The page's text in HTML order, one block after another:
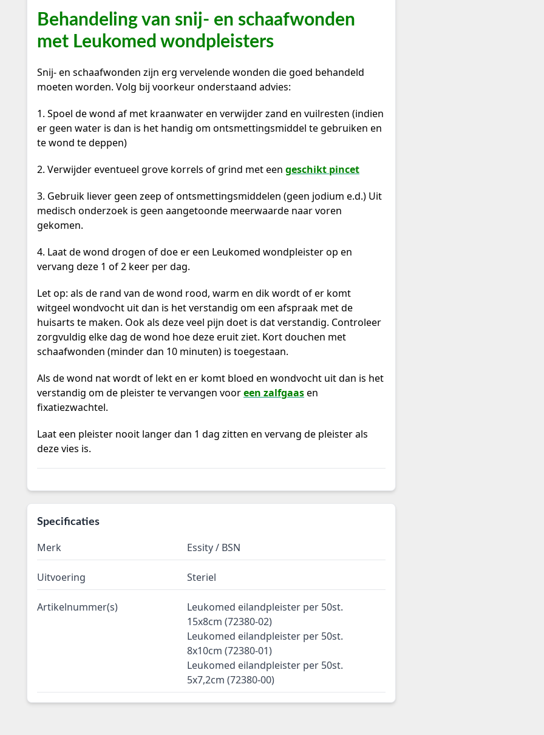
Behandeling van snij- en schaafwonden
met Leukomed wondpleisters
Snij- en schaafwonden zijn erg vervelende wonden die goed behandeld
moeten worden. Volg bij voorkeur onderstaand advies:
1. Spoel de wond af met kraanwater en verwijder zand en vuilresten (indien
er geen water is dan is het handig om ontsmettingsmiddel te gebruiken en
te wond te deppen)
2. Verwijder eventueel grove korrels of grind met een geschikt pincet
3. Gebruik liever geen zeep of ontsmettingsmiddelen (geen jodium e.d.) Uit
medisch onderzoek is geen aangetoonde meerwaarde naar voren
gekomen.
4. Laat de wond drogen of doe er een Leukomed wondpleister op en
vervang deze 1 of 2 keer per dag.
Let op: als de rand van de wond rood, warm en dik wordt of er komt
witgeel wondvocht uit dan is het verstandig om een afspraak met de
huisarts te maken. Ook als deze veel pijn doet is dat verstandig. Controleer
zorgvuldig elke dag de wond hoe deze eruit ziet. Kort douchen met
schaafwonden (minder dan 10 minuten) is toegestaan.
Als de wond nat wordt of lekt en er komt bloed en wondvocht uit dan is het
verstandig om de pleister te vervangen vooreen zalfgaasen
fixatiezwachtel.
Laat een pleister nooit langer dan 1 dag zitten en vervang de pleister als
deze vies is.
Specificaties
Merk Essity / BSN
Uitvoering Steriel
Artikelnummer(s)
Leukomed eilandpleister per 50st.
15x8cm (72380-02)
Leukomed eilandpleister per 50st.
8x10cm (72380-01)
Leukomed eilandpleister per 50st.
5x7,2cm (72380-00)